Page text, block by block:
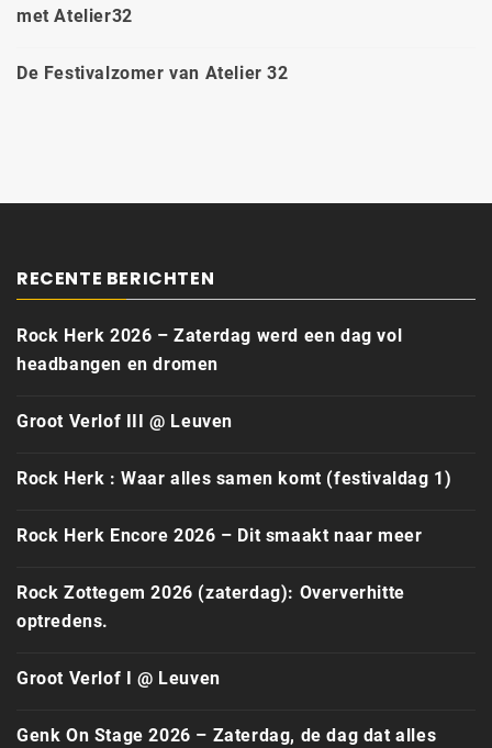
met Atelier32
De Festivalzomer van Atelier 32
RECENTE BERICHTEN
Rock Herk 2026 – Zaterdag werd een dag vol
headbangen en dromen
Groot Verlof III @ Leuven
Rock Herk : Waar alles samen komt (festivaldag 1)
Rock Herk Encore 2026 – Dit smaakt naar meer
Rock Zottegem 2026 (zaterdag): Oververhitte
optredens.
Groot Verlof I @ Leuven
Genk On Stage 2026 – Zaterdag, de dag dat alles